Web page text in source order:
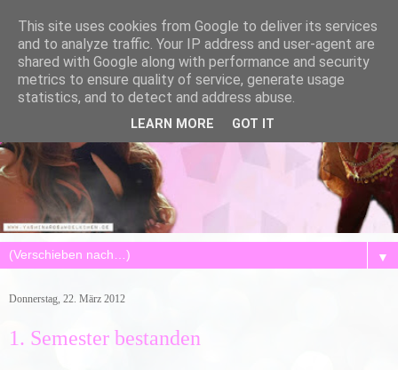
▼
Donnerstag, 22. März 2012
1. Semester bestanden
This site uses cookies from Google to deliver its services
and to analyze traffic. Your IP address and user-agent are
shared with Google along with performance and security
metrics to ensure quality of service, generate usage
statistics, and to detect and address abuse.
LEARN MORE GOT IT